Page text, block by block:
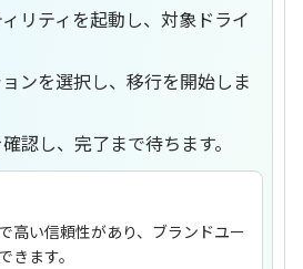
リティを起動し、対象ドライ
ンを選択し、移行を開始しま
認し、完了まで待ちます。
高い信頼性があり、ブランドユー
きます。